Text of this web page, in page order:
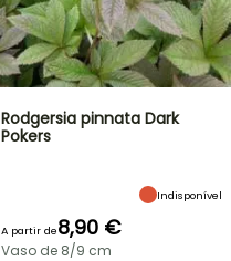
Rodgersia pinnata Dark
Pokers
Indisponível
A partir de8,90 €
Vaso de 8/9 cm